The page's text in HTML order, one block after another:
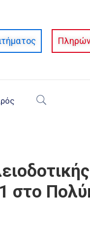
στο